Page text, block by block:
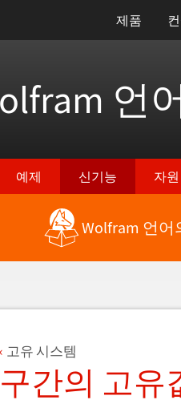
제품
언
예제 신기능 자원
Wolfram 언어
고유 시스템
구간의 고유